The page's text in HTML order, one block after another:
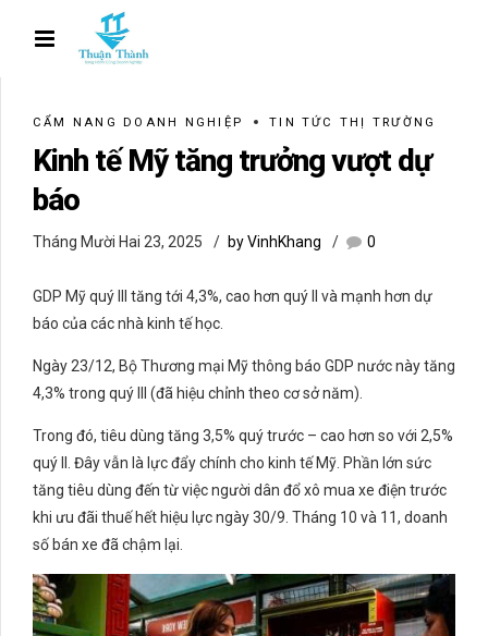
CẨM NANG DOANH NGHIỆP TIN TỨC THỊ TRƯỜNG
Kinh tế Mỹ tăng trưởng vượt dự
báo
Tháng Mười Hai 23, 2025 by VinhKhang 0
GDP Mỹ quý III tăng tới 4,3%, cao hơn quý II và mạnh hơn dự
báo của các nhà kinh tế học.
Ngày 23/12, Bộ Thương mại Mỹ thông báo GDP nước này tăng
4,3% trong quý III (đã hiệu chỉnh theo cơ sở năm).
Trong đó, tiêu dùng tăng 3,5% quý trước – cao hơn so với 2,5%
quý II. Đây vẫn là lực đẩy chính cho kinh tế Mỹ. Phần lớn sức
tăng tiêu dùng đến từ việc người dân đổ xô mua xe điện trước
khi ưu đãi thuế hết hiệu lực ngày 30/9. Tháng 10 và 11, doanh
số bán xe đã chậm lại.